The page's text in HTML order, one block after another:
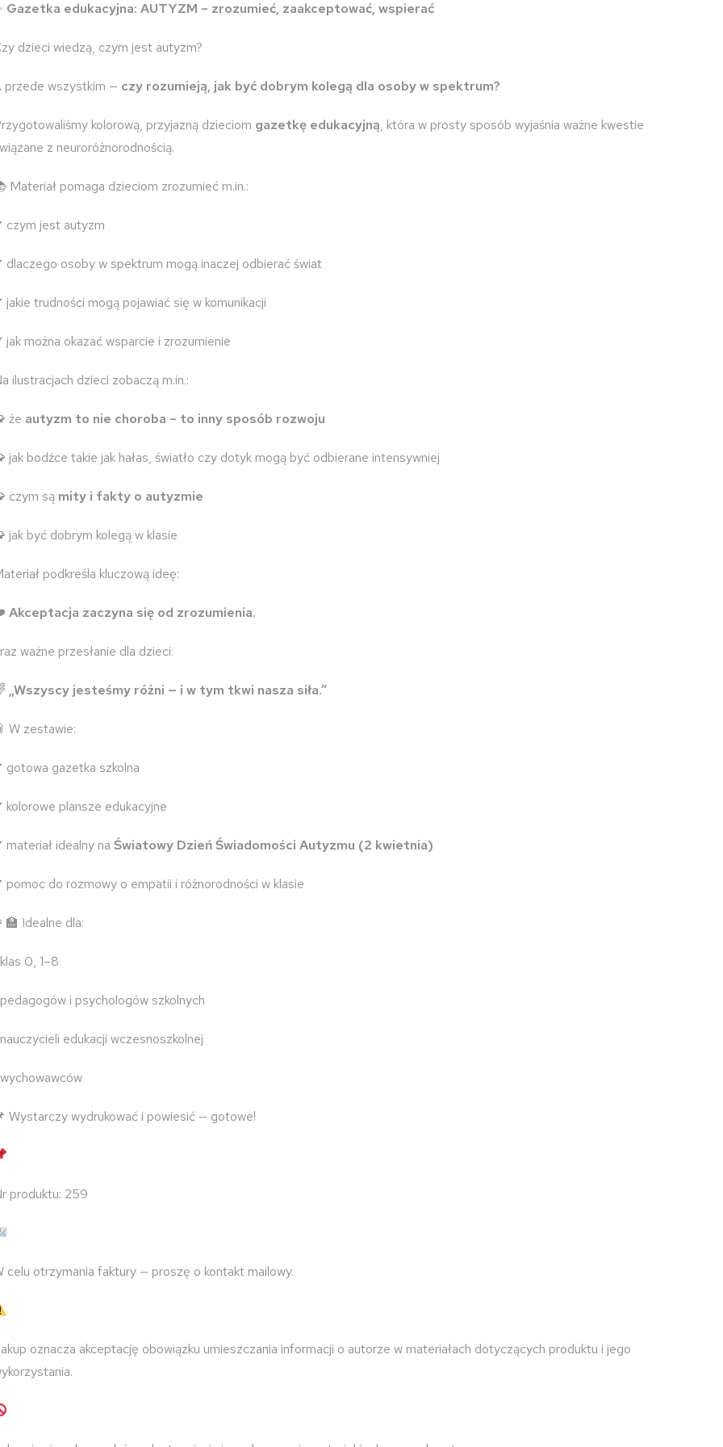
Gazetka edukacyjna: AUTYZM – zrozumieć, zaakceptować, wspierać
dzieci wiedzą, czym jest autyzm?
przede wszystkim — czy rozumieją, jak być dobrym kolegą dla osoby w spektrum?
kolorową, przyjazną dzieciom gazetkę edukacyjną, która w prosty sposób wyjaśnia ważne kwestie
z neuroróżnorodnością.
Materiał pomaga dzieciom zrozumieć m.in.:
czym jest autyzm
dlaczego osoby w spektrum mogą inaczej odbierać świat
jakie trudności mogą pojawiać się w komunikacji
jak można okazać wsparcie i zrozumienie
ilustracjach dzieci zobaczą m.in.:
że autyzm to nie choroba – to inny sposób rozwoju
jak bodźce takie jak hałas, światło czy dotyk mogą być odbierane intensywniej
czym są mity i fakty o autyzmie
jak być dobrym kolegą w klasie
podkreśla kluczową ideę:
Akceptacja zaczyna się od zrozumienia.
ważne przesłanie dla dzieci:
„Wszyscy jesteśmy różni — i w tym tkwi nasza siła.”
W zestawie:
gotowa gazetka szkolna
kolorowe plansze edukacyjne
materiał idealny na Światowy Dzień Świadomości Autyzmu (2 kwietnia)
pomoc do rozmowy o empatii i różnorodności w klasie
Idealne dla:
klas 0, 1–8
pedagogów i psychologów szkolnych
nauczycieli edukacji wczesnoszkolnej
wychowawców
Wystarczy wydrukować i powiesić — gotowe!
produktu: 259
celu otrzymania faktury — proszę o kontakt mailowy.
oznacza akceptację obowiązku umieszczania informacji o autorze w materiałach dotyczących produktu i jego